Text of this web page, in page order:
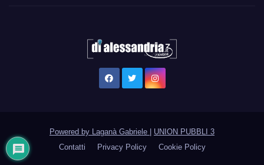
Powered by Laganà Gabriele
UNION PUBBLI 3
Contatti
Privacy Policy Cookie Policy